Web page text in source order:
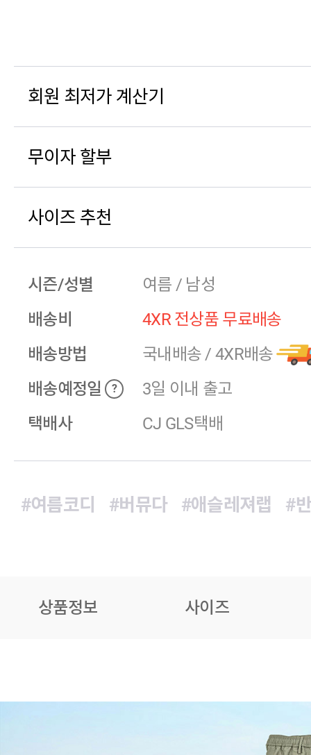
회원 최저가 계산기
무이자 할부
사이즈 추천
시즌/성별
여름 / 남성
배송비
4XR 전상품 무료배송
배송방법
국내배송 / 4XR배송
배송예정일
?
3일 이내 출고
택배사
CJ GLS택배
#여름코디 #버뮤다 #애슬레져랩 #
상품정보 사이즈